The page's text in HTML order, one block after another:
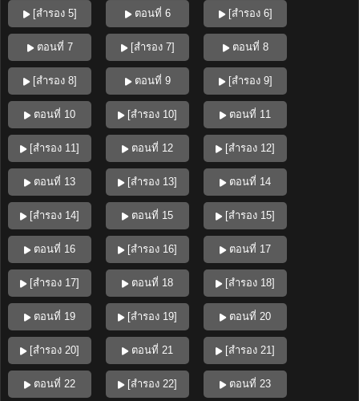
[สำรอง 5] ตอนที่ 6 [สำรอง 6]
ตอนที่ 7 [สำรอง 7] ตอนที่ 8
[สำรอง 8] ตอนที่ 9 [สำรอง 9]
ตอนที่ 10 [สำรอง 10] ตอนที่ 11
[สำรอง 11] ตอนที่ 12 [สำรอง 12]
ตอนที่ 13 [สำรอง 13] ตอนที่ 14
[สำรอง 14] ตอนที่ 15 [สำรอง 15]
ตอนที่ 16 [สำรอง 16] ตอนที่ 17
[สำรอง 17] ตอนที่ 18 [สำรอง 18]
ตอนที่ 19 [สำรอง 19] ตอนที่ 20
[สำรอง 20] ตอนที่ 21 [สำรอง 21]
ตอนที่ 22 [สำรอง 22] ตอนที่ 23